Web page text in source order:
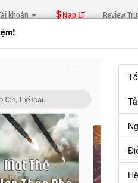
khoản Nạp LT Review
Báo lỗi, nhờ
VẬT PHẢN DIỆN MỞ